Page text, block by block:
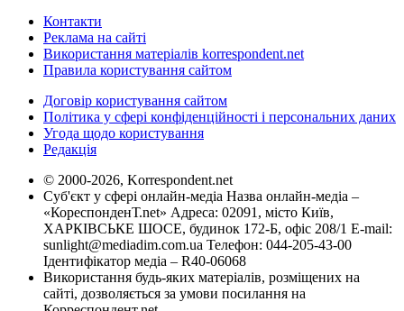
Контакти
Реклама на сайті
Використання матеріалів korrespondent.net
Правила користування сайтом
Договір користування сайтом
Політика у сфері конфіденційності і персональних даних
Угода щодо користування
Редакція
© 2000-2026, Korrespondent.net
Суб'єкт у сфері онлайн-медіа Назва онлайн-медіа –
«КореспонденТ.net» Адреса: 02091, місто Київ,
ХАРКІВСЬКЕ ШОСЕ, будинок 172-Б, офіс 208/1 E-mail:
sunlight@mediadim.com.ua Телефон: 044-205-43-00
Ідентифікатор медіа – R40-06068
Використання будь-яких матеріалів, розміщених на
сайті, дозволяється за умови посилання на